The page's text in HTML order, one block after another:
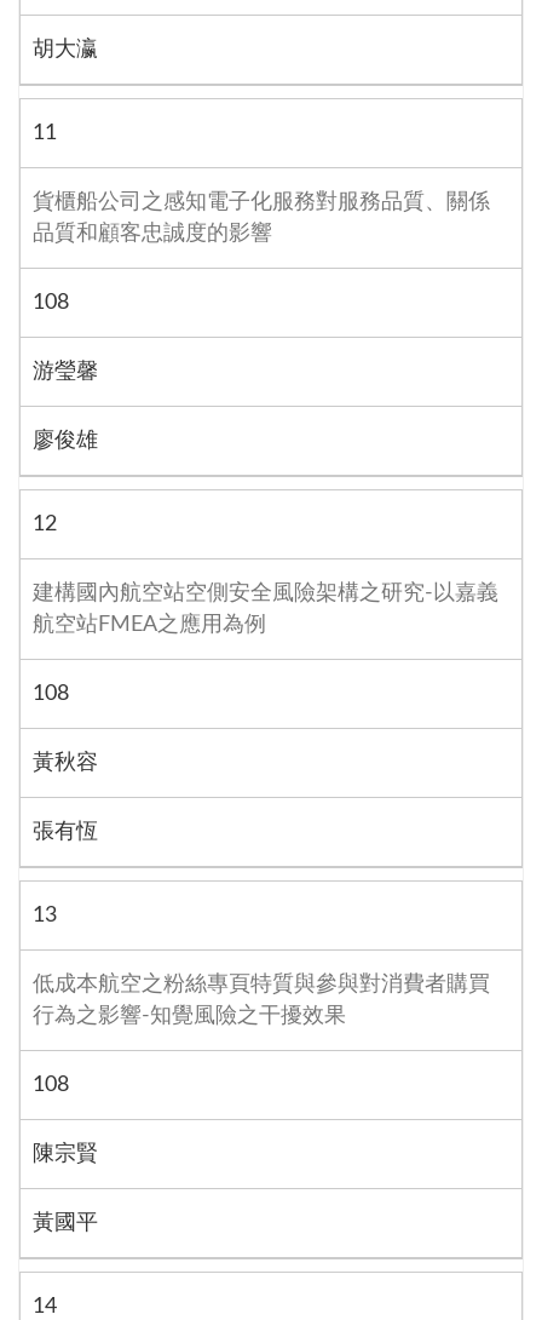
胡大瀛
11
貨櫃船公司之感知電子化服務對服務品質、關係
品質和顧客忠誠度的影響
108
游瑩馨
廖俊雄
12
建構國內航空站空側安全風險架構之研究-以嘉義
航空站FMEA之應用為例
108
黃秋容
張有恆
13
低成本航空之粉絲專頁特質與參與對消費者購買
行為之影響-知覺風險之干擾效果
108
陳宗賢
黃國平
14